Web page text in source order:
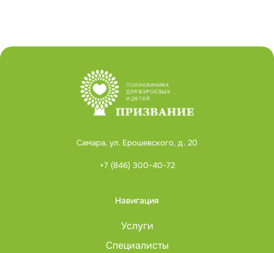
Самара, ул. Ерошевского, д. 20
+7 (846) 300-40-72
Навигация
Услуги
Специалисты